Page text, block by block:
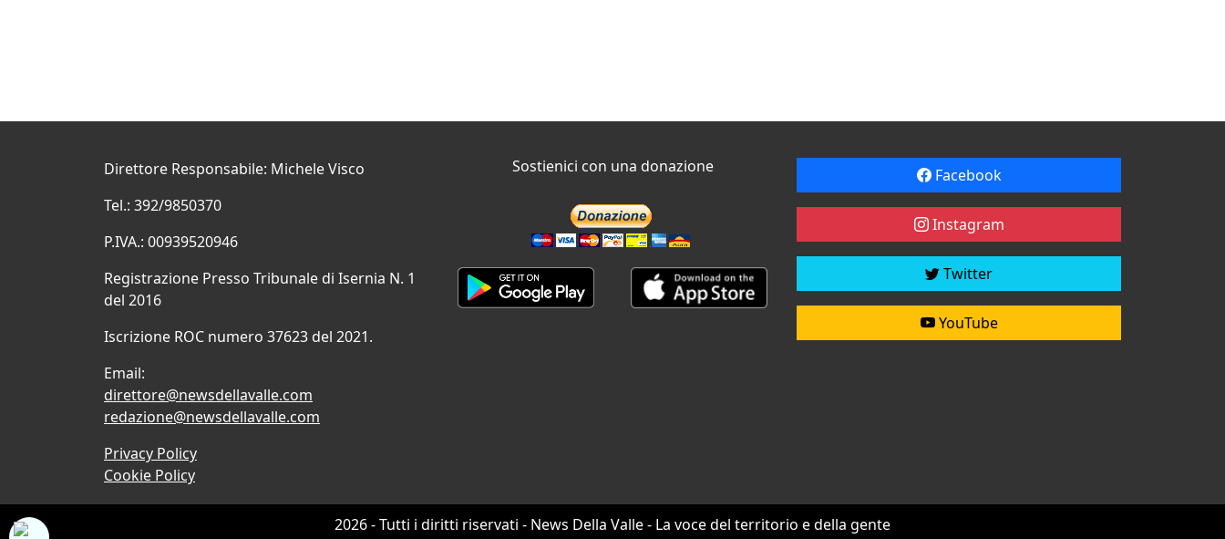
Direttore Responsabile: Michele Visco
Tel.: 392/9850370
P.IVA.: 00939520946
Registrazione Presso Tribunale di Isernia N. 1
del 2016
Iscrizione ROC numero 37623 del 2021.
Email:
direttore@newsdellavalle.com
redazione@newsdellavalle.com
Privacy Policy
Cookie Policy
Sostienici con una donazione Facebook
Instagram
Twitter
YouTube
2026 - Tutti i diritti riservati - News Della Valle - La voce del territorio e della gente